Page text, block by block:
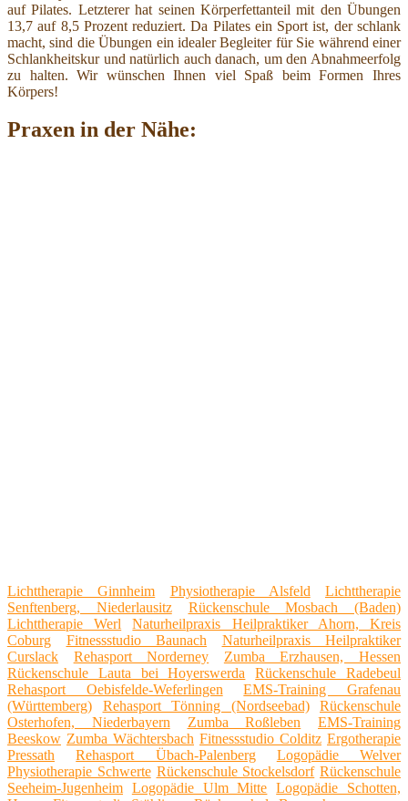
auf Pilates. Letzterer hat seinen Körperfettanteil mit den Übungen
13,7 auf 8,5 Prozent reduziert. Da Pilates ein Sport ist, der schlank
macht, sind die Übungen ein idealer Begleiter für Sie während einer
Schlankheitskur und natürlich auch danach, um den Abnahmeerfolg
zu halten. Wir wünschen Ihnen viel Spaß beim Formen Ihres
Körpers!
Praxen in der Nähe:
Lichttherapie Ginnheim Physiotherapie Alsfeld
Lichttherapie
Senftenberg, Niederlausitz
Rückenschule Mosbach (Baden)
Lichttherapie Werl
Naturheilpraxis Heilpraktiker Ahorn, Kreis
Coburg
Fitnessstudio Baunach
Naturheilpraxis Heilpraktiker
Curslack
Rehasport Norderney
Zumba Erzhausen, Hessen
Rückenschule Lauta bei Hoyerswerda
Rückenschule Radebeul
Rehasport Oebisfelde-Weferlingen
EMS-Training Grafenau
(Württemberg)
Rehasport Tönning (Nordseebad)
Rückenschule
Osterhofen, Niederbayern
Zumba Roßleben
EMS-Training
Beeskow Zumba Wächtersbach Fitnessstudio Colditz Ergotherapie
Pressath
Rehasport Übach-Palenberg
Logopädie Welver
Physiotherapie Schwerte Rückenschule Stockelsdorf Rückenschule
Seeheim-Jugenheim Logopädie Ulm Mitte
Logopädie Schotten,